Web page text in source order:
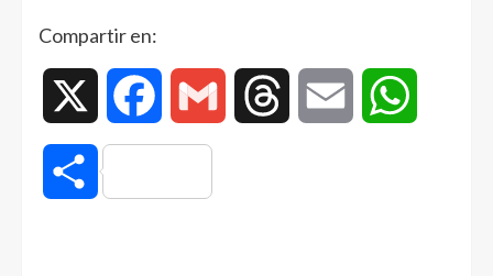
Compartir en:
Facebook Gmail Threads Email
Compartir